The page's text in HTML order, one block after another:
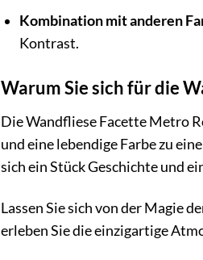
Kombination mit anderen
Kontrast.
Warum Sie sich für die
Die Wandfliese Facette Metro
und eine lebendige Farbe zu
sich ein Stück Geschichte und
Lassen Sie sich von der Magie
erleben Sie die einzigartige